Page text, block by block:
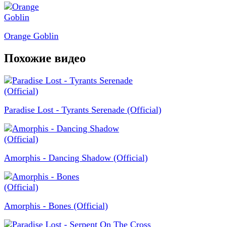
Orange Goblin
Похожие видео
Paradise Lost - Tyrants Serenade (Official)
Amorphis - Dancing Shadow (Official)
Amorphis - Bones (Official)